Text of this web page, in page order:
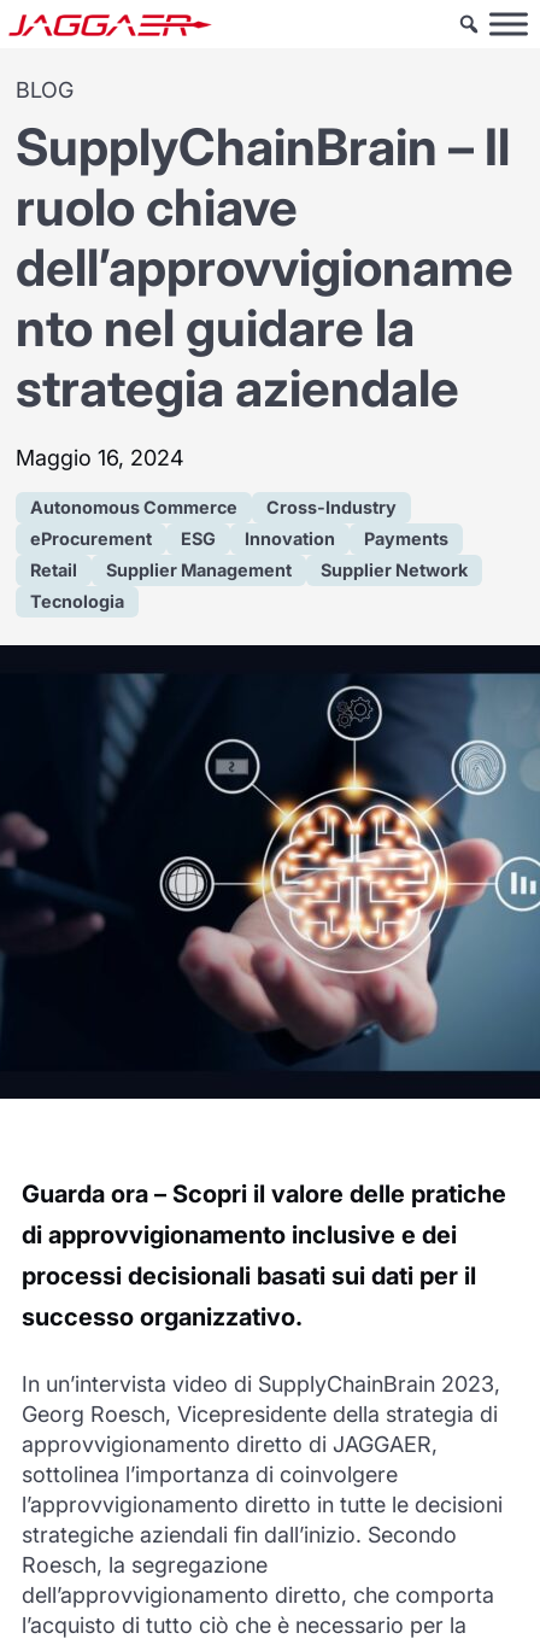
BLOG
SupplyChainBrain – Il
ruolo chiave
dell’approvvigioname
nto nel guidare la
strategia aziendale
Maggio 16, 2024
Autonomous Commerce
Cross-Industry
eProcurement
ESG Innovation
Payments
Retail
Supplier Management
Supplier Network
Tecnologia
Guarda ora – Scopri il valore delle pratiche
di approvvigionamento inclusive e dei
processi decisionali basati sui dati per il
successo organizzativo.
In un’intervista video di SupplyChainBrain 2023,
Georg Roesch, Vicepresidente della strategia di
approvvigionamento diretto di JAGGAER,
sottolinea l’importanza di coinvolgere
l’approvvigionamento diretto in tutte le decisioni
strategiche aziendali fin dall’inizio. Secondo
Roesch, la segregazione
dell’approvvigionamento diretto, che comporta
l’acquisto di tutto ciò che è necessario per la